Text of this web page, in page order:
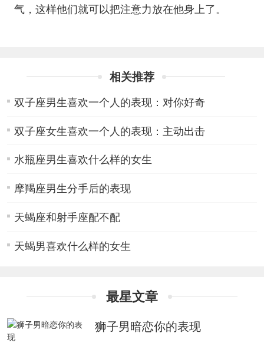
气，这样他们就可以把注意力放在他身上了。
相关推荐
双子座男生喜欢一个人的表现：对你好奇
双子座女生喜欢一个人的表现：主动出击
水瓶座男生喜欢什么样的女生
摩羯座男生分手后的表现
天蝎座和射手座配不配
天蝎男喜欢什么样的女生
最星文章
狮子男暗恋你的表现